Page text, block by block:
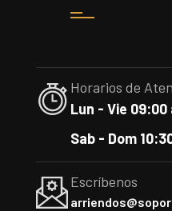
Horarios de
Lun - Vie 09:00
Sab - Dom
Escríbenos